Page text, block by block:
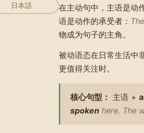
日本語 在主动句中，主语是动
语是动作的承受者：
物成为句子的主角。
被动语态在日常生活中
更值得关注时。
核心句型： 主语 +
spoken here. The